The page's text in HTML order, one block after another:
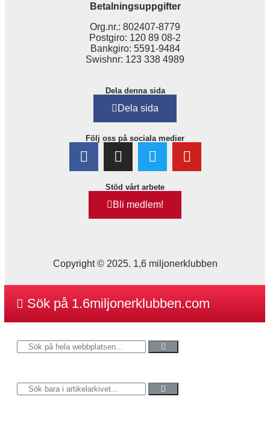
Betalningsuppgifter
Org.nr.: 802407-8779
Postgiro: 120 89 08-2
Bankgiro: 5591-9484
Swishnr: 123 338 4989
Dela denna sida
Dela sida
Följ oss på sociala medier
Stöd vårt arbete
Bli medlem!
Copyright © 2025. 1,6 miljonerklubben
Sök på 1.6miljonerklubben.com